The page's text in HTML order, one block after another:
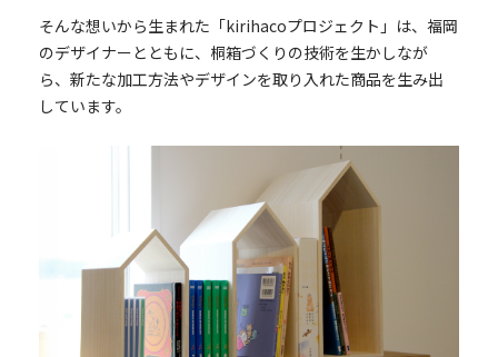
そんな想いから生まれた「kirihacoプロジェクト」は、福岡
のデザイナーとともに、桐箱づくりの技術を生かしなが
ら、新たな加工方法やデザインを取り入れた商品を生み出
しています。